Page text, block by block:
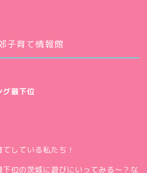
子育て情報館
グ最下位
している私たち！
位の茨城に遊びにいってみる～？な